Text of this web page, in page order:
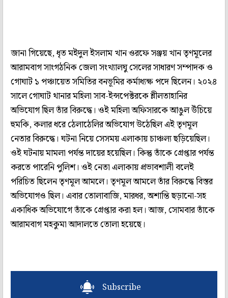
জানা গিয়েছে, ধৃত মইদুল ইসলাম খান ওরফে সঞ্জয় খান তৃণমূলের
আরামবাগ সাংগঠনিক জেলা সংখ্যালঘু সেলের সাধারণ সম্পাদক ও
গোঘাট ১ পঞ্চায়েত সমিতির বনভূমির কর্মাধ্যক্ষ পদে ছিলেন। ২০২৪
সালে গোঘাট থানার মহিলা সাব-ইন্সপেক্টরকে শ্লীলতাহানির
অভিযোগ ছিল তাঁর বিরুদ্ধে। ওই মহিলা অফিসারকে আঙুল উঁচিয়ে
হুমকি, কলার ধরে ঠেলাঠেলির অভিযোগ উঠেছিল এই তৃণমূল
নেতার বিরুদ্ধে। ঘটনা নিয়ে সেসময় এলাকায় চাঞ্চল্য ছড়িয়েছিল।
ওই ঘটনায় মামলা পর্যন্ত দায়ের হয়েছিল। কিন্তু তাঁকে গ্রেপ্তার পর্যন্ত
করতে পারেনি পুলিশ। ওই নেতা এলাকায় প্রভাবশালী বলেই
পরিচিত ছিলেন তৃণমূল আমলে। তৃণমূল আমলে তাঁর বিরুদ্ধে বিস্তর
অভিযোগও ছিল। এবার তোলাবাজি, মারধর, অশান্তি ছড়ানো-সহ
একাধিক অভিযোগে তাঁকে গ্রেপ্তার করা হল। আজ, সোমবার তাঁকে
আরামবাগ মহকুমা আদালতে তোলা হয়েছে।
Subscribe